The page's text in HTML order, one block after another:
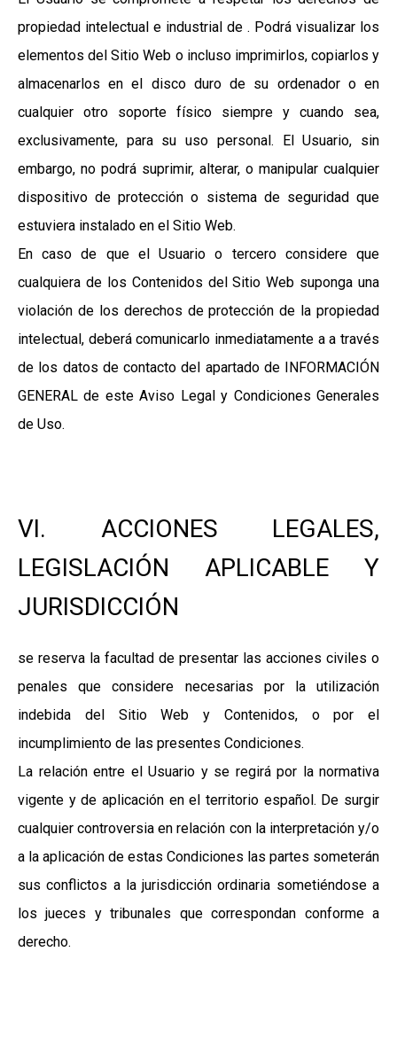
propiedad intelectual e industrial de . Podrá visualizar los
elementos del Sitio Web o incluso imprimirlos, copiarlos y
almacenarlos en el disco duro de su ordenador o en
cualquier otro soporte físico siempre y cuando sea,
exclusivamente, para su uso personal. El Usuario, sin
embargo, no podrá suprimir, alterar, o manipular cualquier
dispositivo de protección o sistema de seguridad que
estuviera instalado en el Sitio Web.
En caso de que el Usuario o tercero considere que
cualquiera de los Contenidos del Sitio Web suponga una
violación de los derechos de protección de la propiedad
intelectual, deberá comunicarlo inmediatamente a a través
de los datos de contacto del apartado de INFORMACIÓN
GENERAL de este Aviso Legal y Condiciones Generales
de Uso.
VI. ACCIONES LEGALES,
LEGISLACIÓN APLICABLE Y
JURISDICCIÓN
se reserva la facultad de presentar las acciones civiles o
penales que considere necesarias por la utilización
indebida del Sitio Web y Contenidos, o por el
incumplimiento de las presentes Condiciones.
La relación entre el Usuario y se regirá por la normativa
vigente y de aplicación en el territorio español. De surgir
cualquier controversia en relación con la interpretación y/o
a la aplicación de estas Condiciones las partes someterán
sus conflictos a la jurisdicción ordinaria sometiéndose a
los jueces y tribunales que correspondan conforme a
derecho.